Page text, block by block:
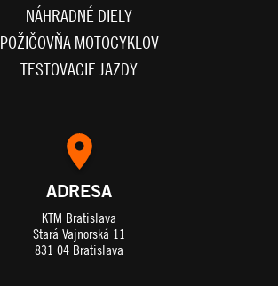
NÁHRADNÉ DIELY
POŽIČOVŇA MOTOCYKLOV
TESTOVACIE JAZDY
ADRESA
KTM Bratislava
Stará Vajnorská 11
831 04 Bratislava